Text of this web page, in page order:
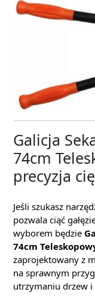
Galicja
74cm
precyzja
Jeśli szukasz
pozwala ciąć
wyborem będzie
74cm
zaprojektowany z
na sprawnym
utrzymaniu drzew